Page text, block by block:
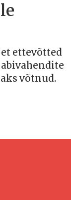
ettevõtted
võtnud.